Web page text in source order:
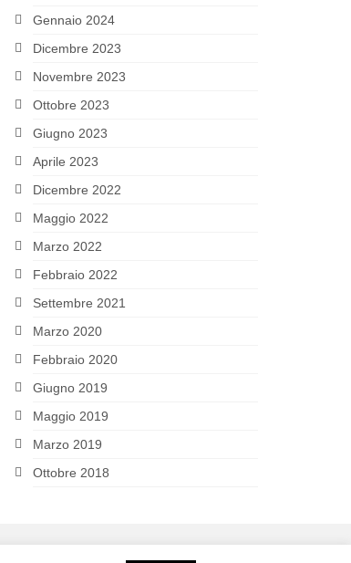
Gennaio 2024
Dicembre 2023
Novembre 2023
Ottobre 2023
Giugno 2023
Aprile 2023
Dicembre 2022
Maggio 2022
Marzo 2022
Febbraio 2022
Settembre 2021
Marzo 2020
Febbraio 2020
Giugno 2019
Maggio 2019
Marzo 2019
Ottobre 2018